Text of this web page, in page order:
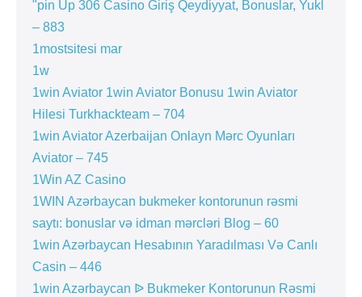
"pin Up 306 Casino Giriş Qeydiyyat, Bonuslar, Yukl
– 883
1mostsitesi mar
1w
1win Aviator 1win Aviator Bonusu 1win Aviator
Hilesi Turkhackteam – 704
1win Aviator Azerbaijan Onlayn Mərc Oyunları
Aviator – 745
1Win AZ Casino
1WIN Azərbaycan bukmeker kontorunun rəsmi
saytı: bonuslar və idman mərcləri Blog – 60
1win Azərbaycan Hesabının Yaradılması Və Canlı
Casin – 446
1win Azərbaycan ᐉ Bukmeker Kontorunun Rəsmi